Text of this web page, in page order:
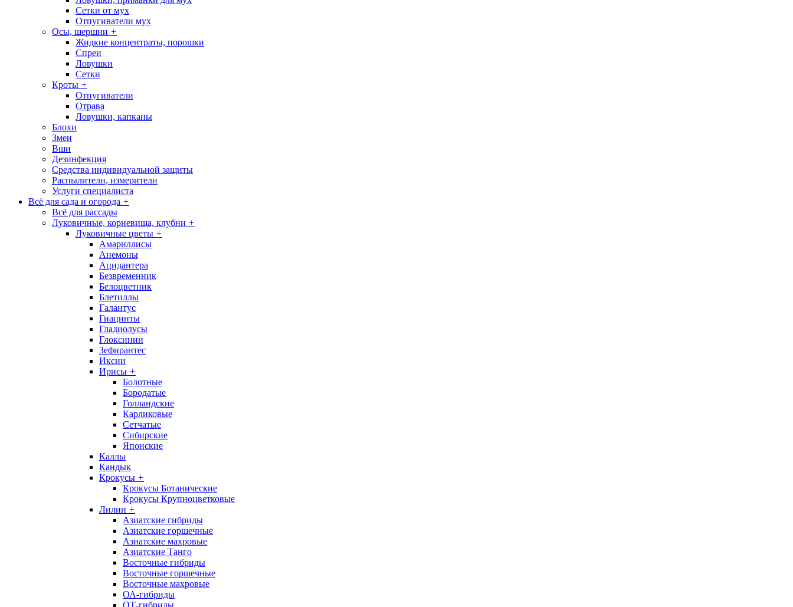
Сетки от мух
Отпугиватели мух
Осы, шершни +
Жидкие концентраты, порошки
Спреи
Ловушки
Сетки
Кроты +
Отпугиватели
Отрава
Ловушки, капканы
Блохи
Змеи
Вши
Дезинфекция
Средства индивидуальной защиты
Распылители, измерители
Услуги специалиста
Всё для сада и огорода +
Всё для рассады
Луковичные, корневища, клубни +
Луковичные цветы +
Амариллисы
Анемоны
Ацидантера
Безвременник
Белоцветник
Блетиллы
Галантус
Гиацинты
Гладиолусы
Глоксинии
Зефирантес
Иксии
Ирисы +
Болотные
Бородатые
Голландские
Карликовые
Сетчатые
Сибирские
Японские
Каллы
Кандык
Крокусы +
Крокусы Ботанические
Крокусы Крупноцветковые
Лилии +
Азиатские гибриды
Азиатские горшечные
Азиатские махровые
Азиатские Танго
Восточные гибриды
Восточные горшечные
Восточные махровые
ОА-гибриды
ОТ-гибриды